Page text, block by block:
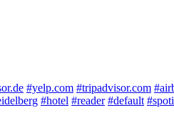
#yelp.com #tripadvisor.com
#hotel #reader #default